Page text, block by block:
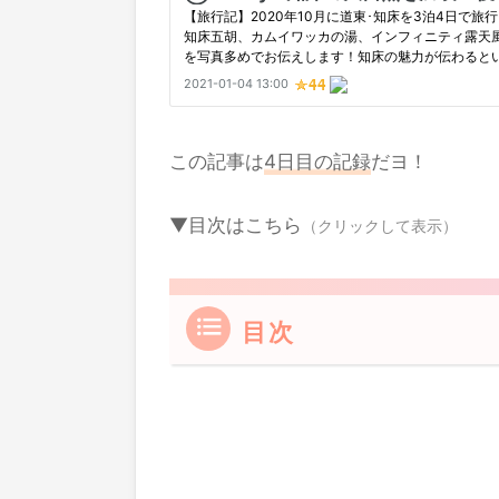
この記事は4日目の記録だヨ！
▼目次はこちら （クリックして表示）